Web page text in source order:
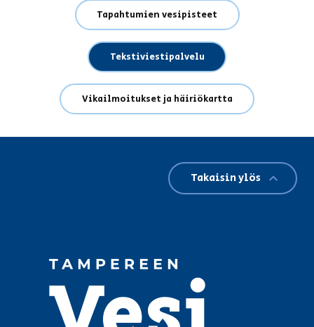
Tapahtumien vesipisteet
Tekstiviestipalvelu
Vikailmoitukset ja häiriökartta
Takaisin ylös